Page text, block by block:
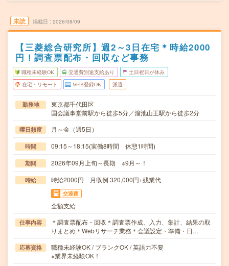
未読 掲載日 2026/08/09
【三菱総合研究所】週2～3日在宅＊時給2000
円！調査票配布・回収など事務
職種未経験OK 交通費別途支給あり 土日祝日が休み
在宅・リモート WEB登録OK 派遣
勤務地
東京都千代田区
国会議事堂前駅から徒歩5分／溜池山王駅から徒歩2分
曜日頻度 月～金（週5日）
時間 09:15～18:15(実働8時間 休憩1時間)
期間 2026年09月上旬～長期 ※9月～！
時給 時給2000円 月収例 320,000円+残業代
交通費
全額支給
仕事内容
＊調査票配布・回収＊調査票作成、入力、集計、結果の取
りまとめ＊Webリサーチ業務＊会議設定・準備・日…
応募資格
職種未経験OK / ブランクOK / 英語力不要
※業界未経験OK！